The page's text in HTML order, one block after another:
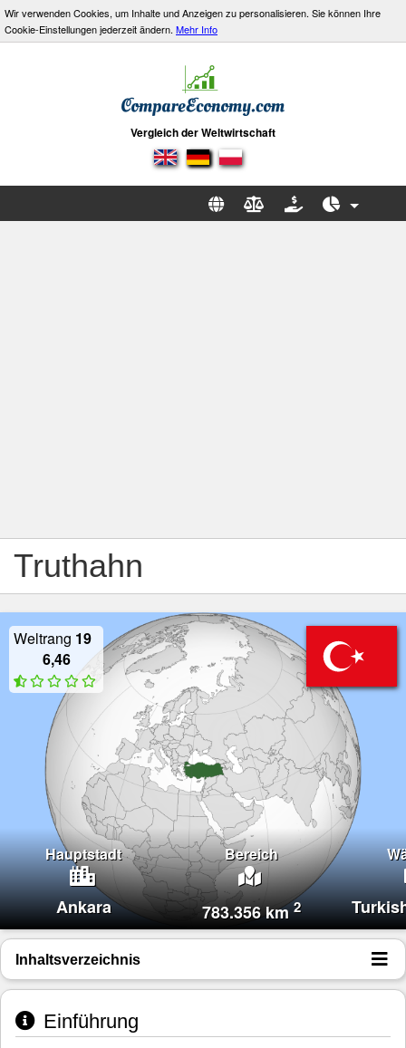
Wir verwenden Cookies, um Inhalte und Anzeigen zu personalisieren. Sie können Ihre
Cookie-Einstellungen jederzeit ändern. Mehr Info
Vergleich der Weltwirtschaft
Truthahn
Weltrang 19
6,46
Hauptstadt Bereich
Ankara 783.356 km2
Inhaltsverzeichnis
Einführung